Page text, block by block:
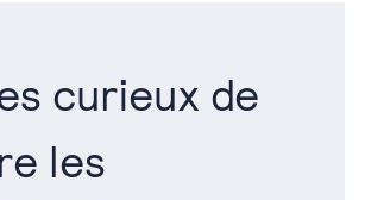
curieux de
les